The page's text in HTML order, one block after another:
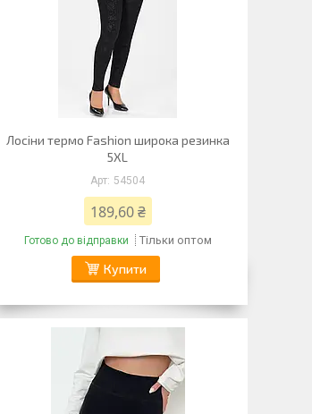
Лосіни термо Fashion широка резинка
5XL
54504
189,60 ₴
Готово до відправки Тільки оптом
Купити